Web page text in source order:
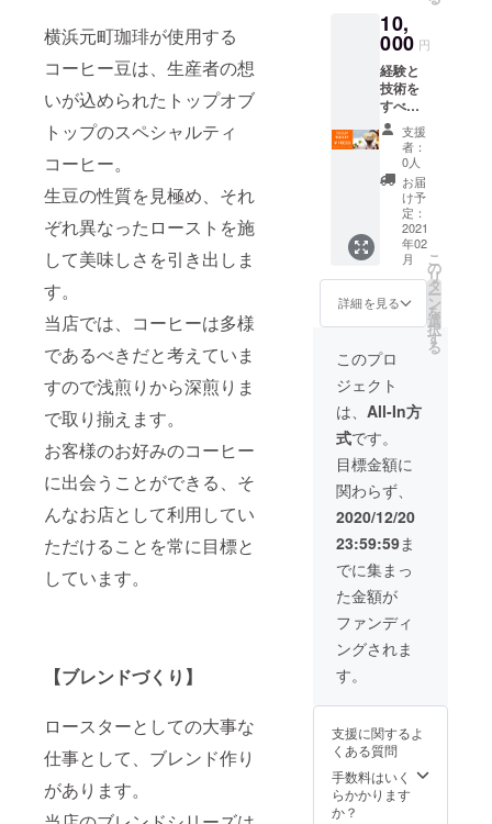
横浜元町珈琲が使用する
コーヒー豆は、生産者の想
いが込められたトップオブ
トップのスペシャルティ
コーヒー。
生豆の性質を見極め、それ
ぞれ異なったローストを施
して美味しさを引き出しま
す。
当店では、コーヒーは多様
であるべきだと考えていま
すので浅煎りから深煎りま
で取り揃えます。
お客様のお好みのコーヒー
に出会うことができる、そ
んなお店として利用してい
ただけることを常に目標と
しています。
【ブレンドづくり】
ロースターとしての大事な
仕事として、ブレンド作り
があります。
講座を
予定し
ていま
す。
コー
ヒー豆
（100g
）のお
土産付
きで
す。 ※
日程：
２月以
降の日
曜日も
しくは
祝日 ※
町珈琲
※コー
ヒー教
室に交
通費や
滞在費
は含ま
れませ
ん。
10,
000 円
経験と
技術を
すべて
注ぎ込
んだ感
動の一
杯をご
賞味い
ただけ
る、お
好きな
ドリッ
プコー
ヒー15
杯分の
チケッ
トで
す。 お
近くに
お住ま
いの方
はぜひ
飲みに
ご来店
くださ
い！ ※
使用期
限：お
届け日
から１
年間
支援
者：
0人
お届
け予
定：
2021
年02
月
詳細を見る
こ
の
リ
タ
ー
ン
を
選
択
す
る
このプロ
ジェクト
は、 All-In方
式です。
目標金額に
関わらず、
2020/12/20
23:59:59ま
でに集まっ
た金額が
ファンディ
ングされま
す。
支援に関するよ
くある質問
手数料はいく
らかかります
か？